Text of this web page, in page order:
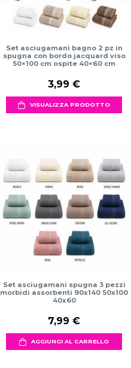
Set asciugamani bagno 2 pz in
spugna con bordo jacquard viso
50×100 cm ospite 40×60 cm
3,99 €
VISUALIZZA PRODOTTO
Set asciugamani spugna 3 pezzi
morbidi assorbenti 90x140 50x100
40x60
7,99 €
AGGIUNGI AL CARRELLO